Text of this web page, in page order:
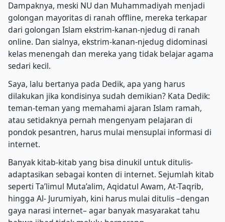
Dampaknya, meski NU dan Muhammadiyah menjadi
golongan mayoritas di ranah offline, mereka terkapar
dari golongan Islam ekstrim-kanan-njedug di ranah
online. Dan sialnya, ekstrim-kanan-njedug didominasi
kelas menengah dan mereka yang tidak belajar agama
sedari kecil.
Saya, lalu bertanya pada Dedik, apa yang harus
dilakukan jika kondisinya sudah demikian? Kata Dedik:
teman-teman yang memahami ajaran Islam ramah,
atau setidaknya pernah mengenyam pelajaran di
pondok pesantren, harus mulai mensuplai informasi di
internet.
Banyak kitab-kitab yang bisa dinukil untuk ditulis-
adaptasikan sebagai konten di internet. Sejumlah kitab
seperti Ta’limul Muta’alim, Aqidatul Awam, At-Taqrib,
hingga Al- Jurumiyah, kini harus mulai ditulis –dengan
gaya narasi internet– agar banyak masyarakat tahu